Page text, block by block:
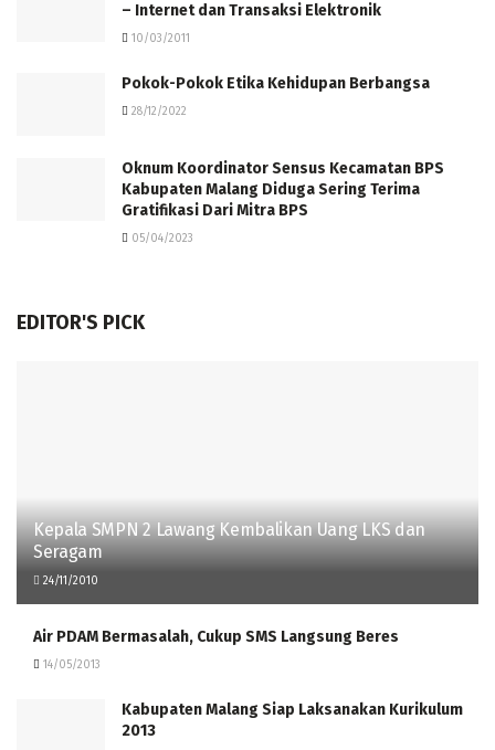
– Internet dan Transaksi Elektronik
10/03/2011
Pokok-Pokok Etika Kehidupan Berbangsa
28/12/2022
Oknum Koordinator Sensus Kecamatan BPS
Kabupaten Malang Diduga Sering Terima
Gratifikasi Dari Mitra BPS
05/04/2023
EDITOR'S PICK
Kepala SMPN 2 Lawang Kembalikan Uang LKS dan
Seragam
24/11/2010
Air PDAM Bermasalah, Cukup SMS Langsung Beres
14/05/2013
Kabupaten Malang Siap Laksanakan Kurikulum
2013